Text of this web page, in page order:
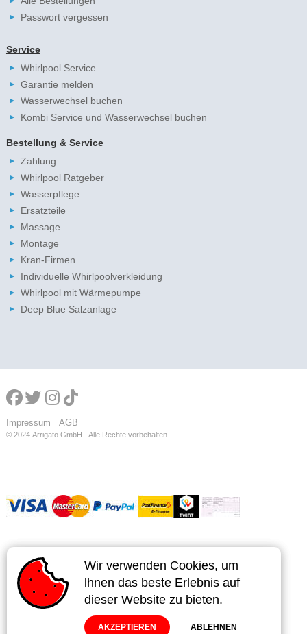
Wir verwenden Cookies, um
lhnen das beste Erlebnis auf
dieser Website zu bieten.
AKZEPTIEREN ABLEHNEN
Wir verwenden Cookies, um
lhnen das beste Erlebnis auf
dieser Website zu bieten.
AKZEPTIEREN ABLEHNEN
Passwort vergessen
Service
Whirlpool Service
Garantie melden
Wasserwechsel buchen
Kombi Service und Wasserwechsel buchen
Bestellung & Service
Zahlung
Whirlpool Ratgeber
Wasserpflege
Ersatzteile
Massage
Montage
Kran-Firmen
Individuelle Whirlpoolverkleidung
Whirlpool mit Wärmepumpe
Deep Blue Salzanlage
Impressum AGB
© 2024 Arrigato GmbH - Alle Rechte vorbehalten